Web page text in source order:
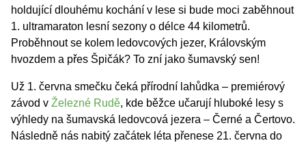
holdující dlouhému kochání v lese si bude moci zaběhnout
1. ultramaraton lesní sezony o délce 44 kilometrů.
Proběhnout se kolem ledovcových jezer, Královským
hvozdem a přes Špičák? To zní jako šumavský sen!
Už 1. června smečku čeká přírodní lahůdka – premiérový
závod v Železné Rudě, kde běžce učarují hluboké lesy s
výhledy na šumavská ledovcová jezera – Černé a Čertovo.
Následně nás nabitý začátek léta přenese 21. června do